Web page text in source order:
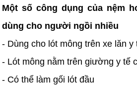
Một số công dụng của nệm
dùng cho người ngồi nhiều
- Dùng cho lót mông trên xe lăn
- Lót mông nằm trên giường y tế
- Có thể làm gối lót đầu